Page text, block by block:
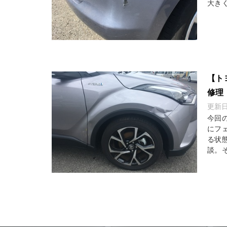
大き
【
修理
更新
今回
にフ
る状
談。